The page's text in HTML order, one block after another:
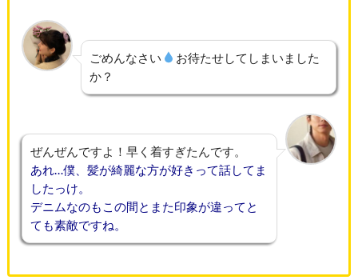
ごめんなさい
お待たせしてしまいました
か？
ぜんぜんですよ！早く着すぎたんです。
あれ…僕、髪が綺麗な方が好きって話してま
したっけ。
デニムなのもこの間とまた印象が違ってと
ても素敵ですね。